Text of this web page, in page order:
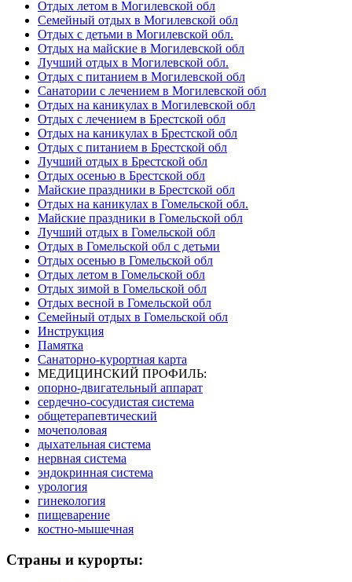
Отдых летом в Могилевской обл
Семейный отдых в Могилевской обл
Отдых с детьми в Могилевской обл.
Отдых на майские в Могилевской обл
Лучший отдых в Могилевской обл.
Отдых с питанием в Могилевской обл
Санатории с лечением в Могилевской обл
Отдых на каникулах в Могилевской обл
Отдых с лечением в Брестской обл
Отдых на каникулах в Брестской обл
Отдых с питанием в Брестской обл
Лучший отдых в Брестской обл
Отдых осенью в Брестской обл
Майские праздники в Брестской обл
Отдых на каникулах в Гомельской обл.
Майские праздники в Гомельской обл
Лучший отдых в Гомельской обл
Отдых в Гомельской обл с детьми
Отдых осенью в Гомельской обл
Отдых летом в Гомельской обл
Отдых зимой в Гомельской обл
Отдых весной в Гомельской обл
Семейный отдых в Гомельской обл
Инструкция
Памятка
Санаторно-курортная карта
МЕДИЦИНСКИЙ ПРОФИЛЬ:
опорно-двигательный аппарат
сердечно-сосудистая система
общетерапевтический
мочеполовая
дыхательная система
нервная система
эндокринная система
урология
гинекология
пищеварение
костно-мышечная
Страны и курорты: